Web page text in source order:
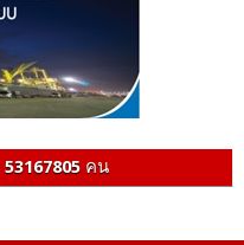
53167805คน